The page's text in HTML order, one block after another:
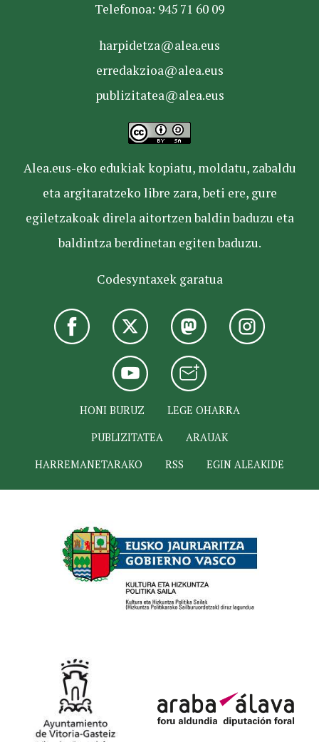
Telefonoa: 945 71 60 09
harpidetza@alea.eus
erredakzioa@alea.eus
publizitatea@alea.eus
Alea.eus-eko edukiak kopiatu, moldatu, zabaldu
eta argitaratzeko libre zara, beti ere, gure
egiletzakoak direla aitortzen baldin baduzu eta
baldintza berdinetan egiten baduzu.
Codesyntaxek garatua
HONI BURUZ
LEGE OHARRA
PUBLIZITATEA
ARAUAK
HARREMANETARAKO
RSS EGIN ALEAKIDE